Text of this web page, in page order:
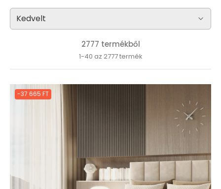
2777 termékből
1-40 az 2777 termék
-37 665 FT